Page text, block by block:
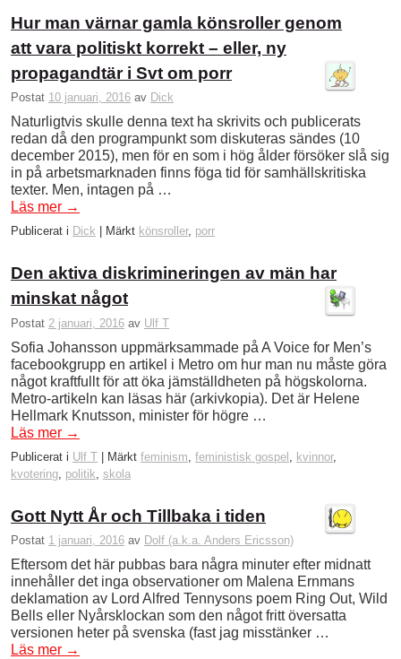
Hur man värnar gamla könsroller genom
att vara politiskt korrekt – eller, ny
propagandtär i Svt om porr
Postat 10 januari, 2016 av Dick
Naturligtvis skulle denna text ha skrivits och publicerats
redan då den programpunkt som diskuteras sändes (10
december 2015), men för en som i hög ålder försöker slå sig
in på arbetsmarknaden finns föga tid för samhällskritiska
texter. Men, intagen på …
Läs mer →
Publicerat i Dick Märkt könsroller, porr
Den aktiva diskrimineringen av män har
minskat något
Postat 2 januari, 2016 av Ulf T
Sofia Johansson uppmärksammade på A Voice for Men’s
facebookgrupp en artikel i Metro om hur man nu måste göra
något kraftfullt för att öka jämställdheten på högskolorna.
Metro-artikeln kan läsas här (arkivkopia). Det är Helene
Hellmark Knutsson, minister för högre …
Läs mer →
Publicerat i Ulf T | Märkt feminism feministisk gospel kvinnor,
kvotering politik skola
Gott Nytt År och Tillbaka i tiden
Postat 1 januari, 2016 av Dolf (a.k.a. Anders Ericsson)
Eftersom det här pubbas bara några minuter efter midnatt
innehåller det inga observationer om Malena Ernmans
deklamation av Lord Alfred Tennysons poem Ring Out, Wild
Bells eller Nyårsklockan som den något fritt översatta
versionen heter på svenska (fast jag misstänker …
Läs mer →